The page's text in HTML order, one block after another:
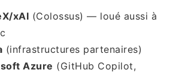
xAI (Colossus) — loué aussi à
(infrastructures partenaires)
Azure (GitHub Copilot,